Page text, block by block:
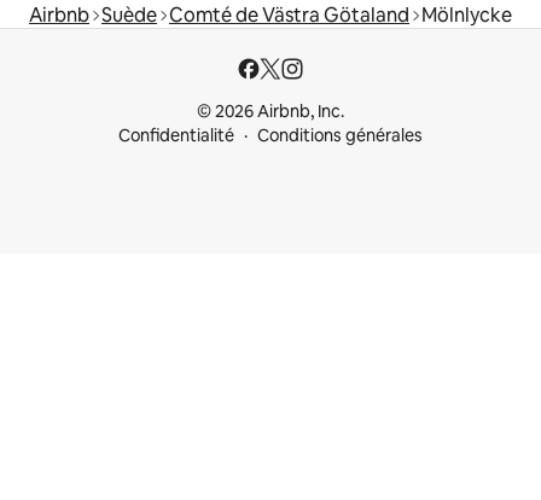
Airbnb Suède Comté de Västra Götaland Mölnlycke
© 2026 Airbnb, Inc.
Confidentialité
Conditions générales